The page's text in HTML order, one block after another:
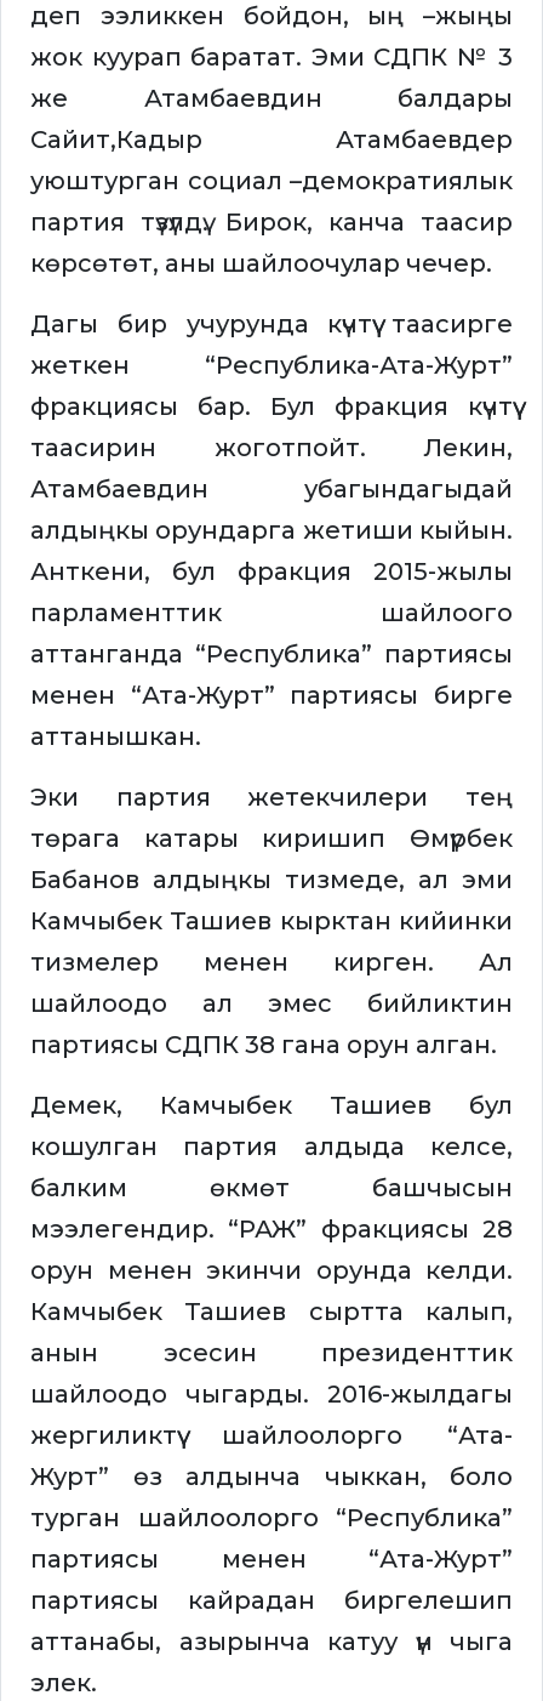
деп ээликкен бойдон, ың –жыңы
жок куурап баратат. Эми СДПК № 3
же Атамбаевдин балдары
Сайит,Кадыр Атамбаевдер
уюштурган социал –демократиялык
партия түзүлдү. Бирок, канча таасир
көрсөтөт, аны шайлоочулар чечер.
Дагы бир учурунда күчтүү таасирге
жеткен “Республика-Ата-Журт”
фракциясы бар. Бул фракция күчтүү
таасирин жоготпойт. Лекин,
Атамбаевдин убагындагыдай
алдыңкы орундарга жетиши кыйын.
Анткени, бул фракция 2015-жылы
парламенттик шайлоого
аттанганда “Республика” партиясы
менен “Ата-Журт” партиясы бирге
аттанышкан.
Эки партия жетекчилери тең
төрага катары киришип Өмүрбек
Бабанов алдыңкы тизмеде, ал эми
Камчыбек Ташиев кырктан кийинки
тизмелер менен кирген. Ал
шайлоодо ал эмес бийликтин
партиясы СДПК 38 гана орун алган.
Демек, Камчыбек Ташиев бул
кошулган партия алдыда келсе,
балким өкмөт башчысын
мээлегендир. “РАЖ” фракциясы 28
орун менен экинчи орунда келди.
Камчыбек Ташиев сыртта калып,
анын эсесин президенттик
шайлоодо чыгарды. 2016-жылдагы
жергиликтүү шайлоолорго “Ата-
Журт” өз алдынча чыккан, боло
турган шайлоолорго “Республика”
партиясы менен “Ата-Журт”
партиясы кайрадан биргелешип
аттанабы, азырынча катуу үн чыга
элек.